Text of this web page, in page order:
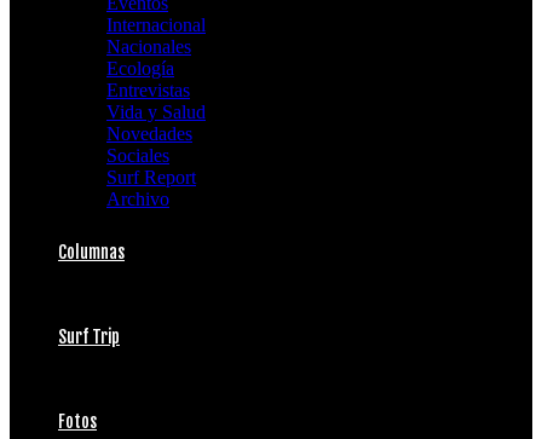
Internacional
Nacionales
Ecología
Entrevistas
Vida y Salud
Novedades
Sociales
Surf Report
Archivo
Columnas
Surf Trip
Fotos